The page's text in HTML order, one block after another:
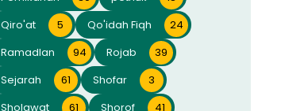
Qiro'at
5 Qo'idah Fiqh
24
Ramadlan
94 Rojab
39
Sejarah
61 Shofar
3
Sholawat
61 Shorof
41